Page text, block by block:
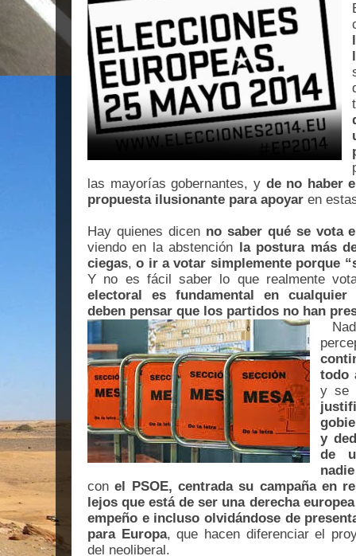
las mayorías gobernantes, y de no haber
propuesta ilusionante para apoyar en
Hay quienes dicen no saber qué se vota
viendo en la abstención la postura más
ciegas,o ir a votar simplemente porque
Y no es fácil saber lo que realmente
electoral es fundamental en cualquier
deben pensar que los partidos no han
todo
y se
y
de
conel PSOE, centrada su campaña en
lejos que está de ser una derecha
empeño e incluso olvidándose de
para Europa, que hacen diferenciar el
del neoliberal.